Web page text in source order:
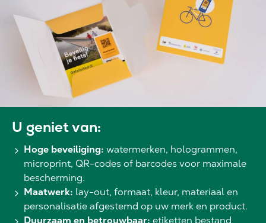
U geniet van:
Hoge beveiliging: watermerken, hologrammen,
microprint, QR-codes of barcodes voor maximale
bescherming.
Maatwerk: lay-out, formaat, kleur, materiaal en
personalisatie afgestemd op uw merk en product.
Duurzaam en betrouwbaar: etiketten bestand